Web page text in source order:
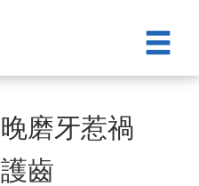
晚磨牙惹禍
齒